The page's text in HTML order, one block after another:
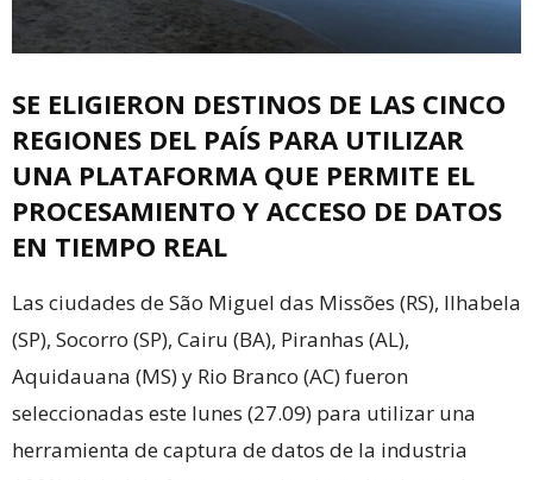
SE ELIGIERON DESTINOS DE LAS CINCO
REGIONES DEL PAÍS PARA UTILIZAR
UNA PLATAFORMA QUE PERMITE EL
PROCESAMIENTO Y ACCESO DE DATOS
EN TIEMPO REAL
Las ciudades de São Miguel das Missões (RS), Ilhabela
(SP), Socorro (SP), Cairu (BA), Piranhas (AL),
Aquidauana (MS) y Rio Branco (AC) fueron
seleccionadas este lunes (27.09) para utilizar una
herramienta de captura de datos de la industria